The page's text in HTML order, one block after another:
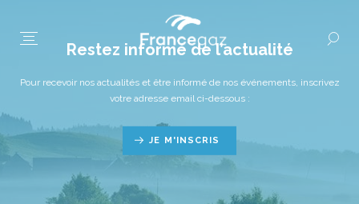
Restez informé de l’actualité
Pour recevoir nos actualités et être informé de nos événements, inscrivez
votre adresse email ci-dessous :
JE M'INSCRIS